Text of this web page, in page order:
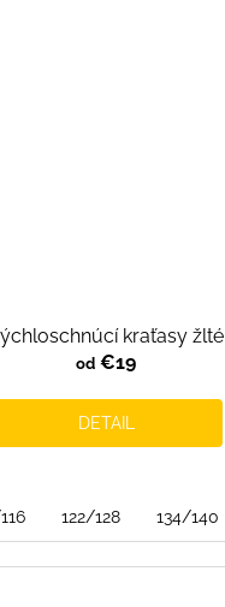
kraťasy žlté
od €19
DETAIL
122/128 134/140